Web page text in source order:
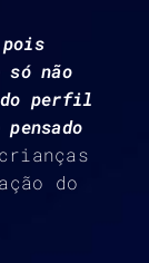
pois
não
do perfil
do